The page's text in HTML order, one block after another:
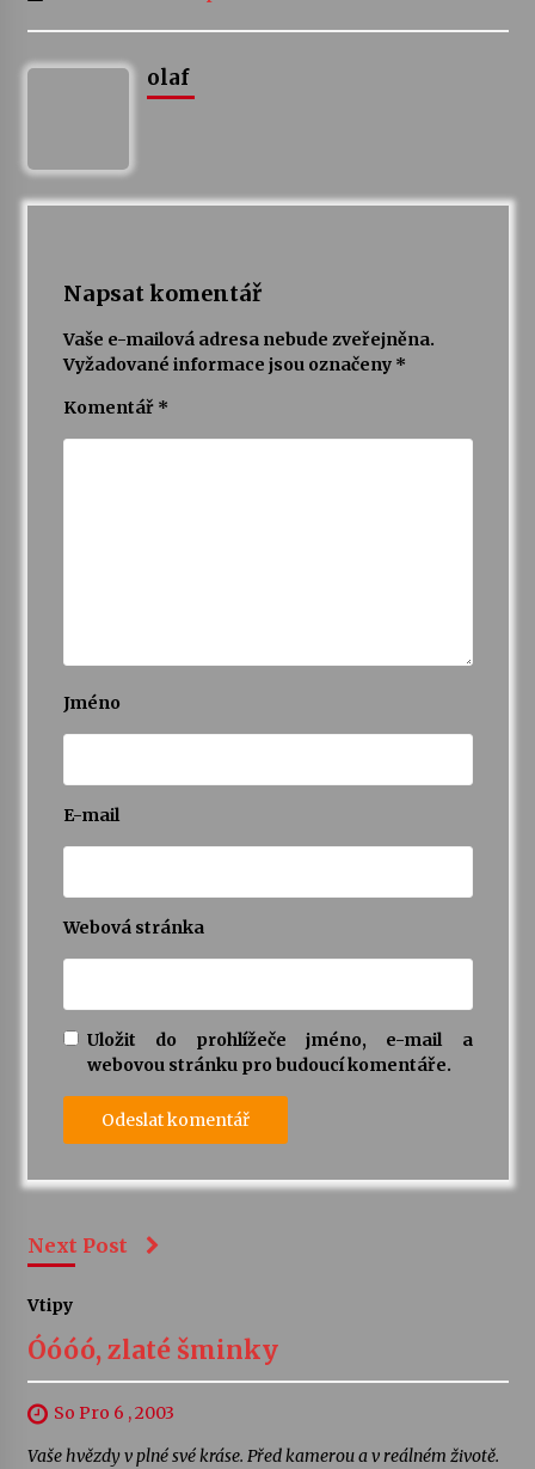
olaf
Napsat komentář
Vaše e-mailová adresa nebude zveřejněna.
Vyžadované informace jsou označeny *
Komentář *
Jméno
E-mail
Webová stránka
Uložit do prohlížeče jméno, e-mail a
webovou stránku pro budoucí komentáře.
Next Post
Vtipy
Óóóó, zlaté šminky
So Pro 6 , 2003
Vaše hvězdy v plné své kráse. Před kamerou a v reálném životě.